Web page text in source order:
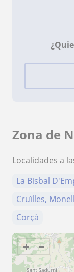
Zona de
Localidades a
La Bisbal
Cruïlles,
Corçà
+ −